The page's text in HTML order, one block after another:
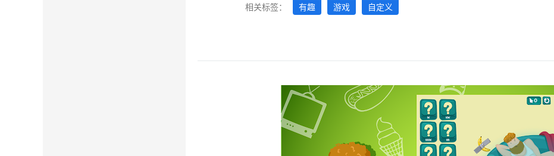
相关标签：
有趣 游戏 自定义